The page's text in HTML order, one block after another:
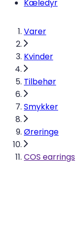
Kæledyr
Varer
Kvinder
Tilbehør
Smykker
Øreringe
COS earrings